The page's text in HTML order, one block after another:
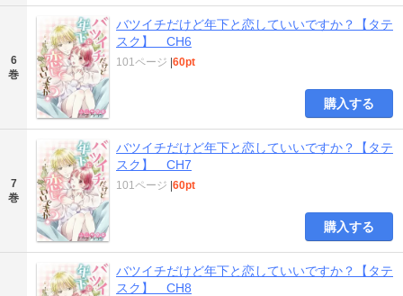
6
巻
バツイチだけど年下と恋していいですか？【タテ
スク】 CH6
101ページ |60pt
購入する
7
巻
バツイチだけど年下と恋していいですか？【タテ
スク】 CH7
101ページ |60pt
購入する
バツイチだけど年下と恋していいですか？【タテ
スク】 CH8